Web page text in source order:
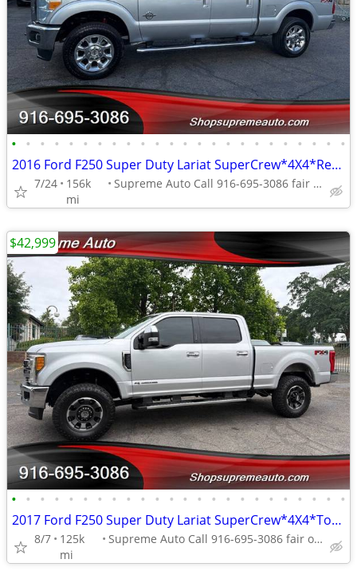
• • • • • • • • • • • • • • • • • • • • • • • •
2016 Ford F250 Super Duty Lariat SuperCrew*4X4*Rear Camera*Tow Package
7/24
156k
mi
Supreme Auto Call 916-695-3086 fair oaks
• • • • • • • • • • • • • • • • • • • • • • • •
2017 Ford F250 Super Duty Lariat SuperCrew*4X4*Tow Package*Lifted*FX4*
8/7
125k
mi
Supreme Auto Call 916-695-3086 fair oaks
$42,999